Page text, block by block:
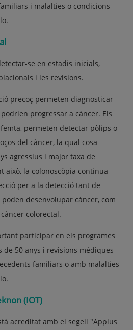
i malalties o condicions
se en estadis inicials,
i les revisions.
precoç permeten diagnosticar
progressar a càncer. Els
permeten detectar pòlips o
del càncer, la qual cosa
agressius i major taxa de
això, la colonoscòpia continua
per a la detecció tant de
desenvolupar càncer, com
colorectal.
participar en els programes
50 anys i revisions mèdiques
familiars o amb malalties
(IOT)
acreditat amb el segell "Applus